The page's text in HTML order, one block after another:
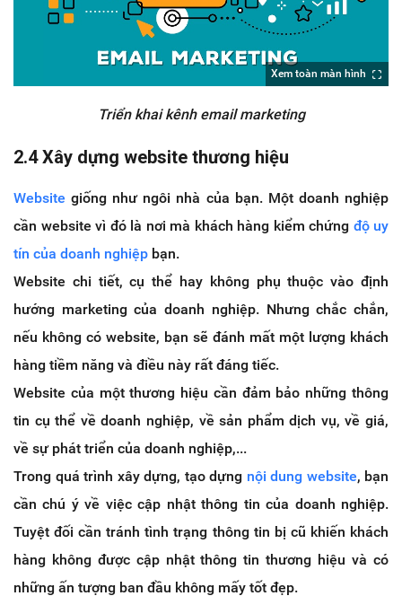
Xem toàn màn hình
Triển khai kênh email marketing
2.4Xây dựng website thương hiệu
Website giống như ngôi nhà của bạn. Một doanh nghiệp
cần website vì đó là nơi mà khách hàng kiểm chứng độ uy
tín của doanh nghiệp bạn.
Website chi tiết, cụ thể hay không phụ thuộc vào định
hướng marketing của doanh nghiệp. Nhưng chắc chắn,
nếu không có website, bạn sẽ đánh mất một lượng khách
hàng tiềm năng và điều này rất đáng tiếc.
Website của một thương hiệu cần đảm bảo những thông
tin cụ thể về doanh nghiệp, về sản phẩm dịch vụ, về giá,
về sự phát triển của doanh nghiệp,...
Trong quá trình xây dựng, tạo dựng nội dung website, bạn
cần chú ý về việc cập nhật thông tin của doanh nghiệp.
Tuyệt đối cần tránh tình trạng thông tin bị cũ khiến khách
hàng không được cập nhật thông tin thương hiệu và có
những ấn tượng ban đầu không mấy tốt đẹp.